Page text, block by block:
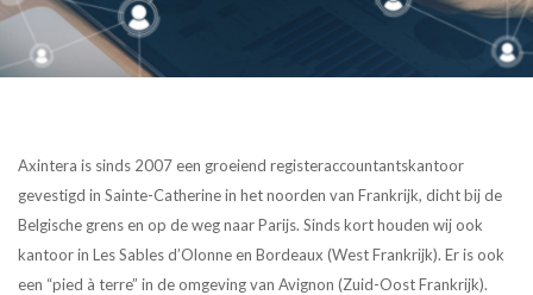
Axintera is sinds 2007 een groeiend registeraccountantskantoor
gevestigd in Sainte-Catherine in het noorden van Frankrijk, dicht bij de
Belgische grens en op de weg naar Parijs. Sinds kort houden wij ook
kantoor in Les Sables d’Olonne en Bordeaux (West Frankrijk). Er is ook
een “pied à terre” in de omgeving van Avignon (Zuid-Oost Frankrijk).